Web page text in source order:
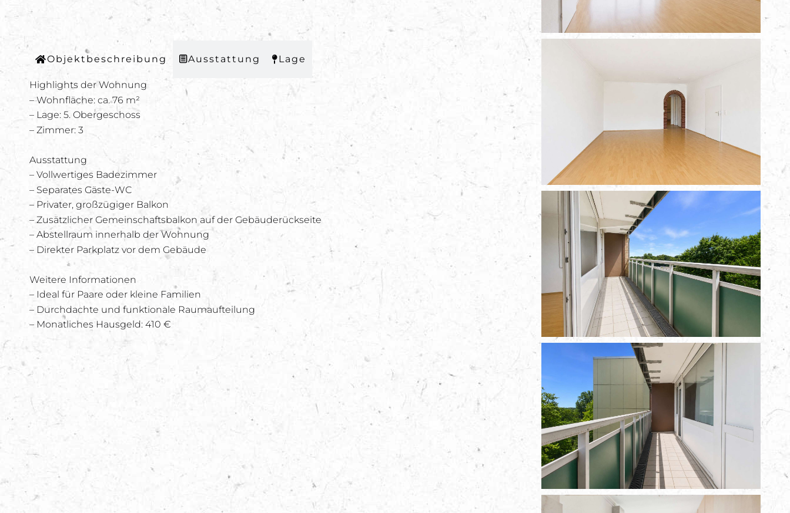
Objektbeschreibung Ausstattung Lage
Highlights der Wohnung
– Wohnfläche: ca. 76 m²
– Lage: 5. Obergeschoss
– Zimmer: 3
Ausstattung
– Vollwertiges Badezimmer
– Separates Gäste-WC
– Privater, großzügiger Balkon
– Zusätzlicher Gemeinschaftsbalkon auf der Gebäuderückseite
– Abstellraum innerhalb der Wohnung
– Direkter Parkplatz vor dem Gebäude
Weitere Informationen
– Ideal für Paare oder kleine Familien
– Durchdachte und funktionale Raumaufteilung
– Monatliches Hausgeld: 410 €